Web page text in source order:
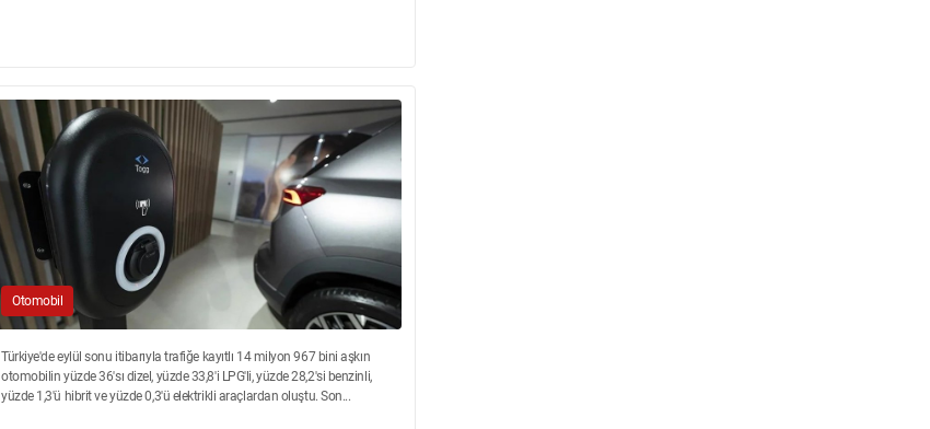
Otomobil
Türkiye'de eylül sonu itibarıyla trafiğe kayıtlı 14 milyon 967 bini aşkın
otomobilin yüzde 36'sı dizel, yüzde 33,8'i LPG'li, yüzde 28,2'si benzinli,
yüzde 1,3'ü hibrit ve yüzde 0,3'ü elektrikli araçlardan oluştu. Son...